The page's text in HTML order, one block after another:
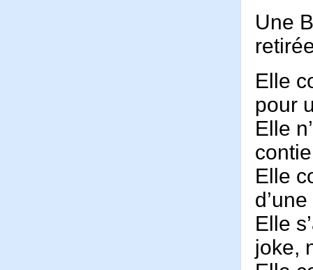
Une
Elle
pour
Elle
Elle
Elle
joke,